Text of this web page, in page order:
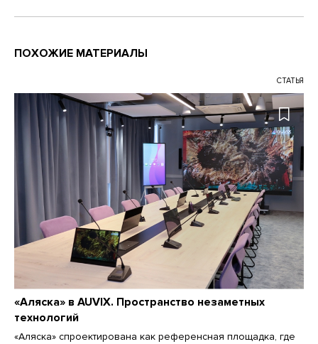
ПОХОЖИЕ МАТЕРИАЛЫ
СТАТЬЯ
«Аляска» в AUVIX. Пространство незаметных
технологий
«Аляска» спроектирована как референсная площадка, где